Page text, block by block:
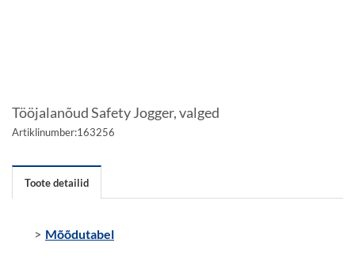
Tööjalanõud Safety Jogger, valged
Artiklinumber:163256
Toote detailid
Mõõdutabel